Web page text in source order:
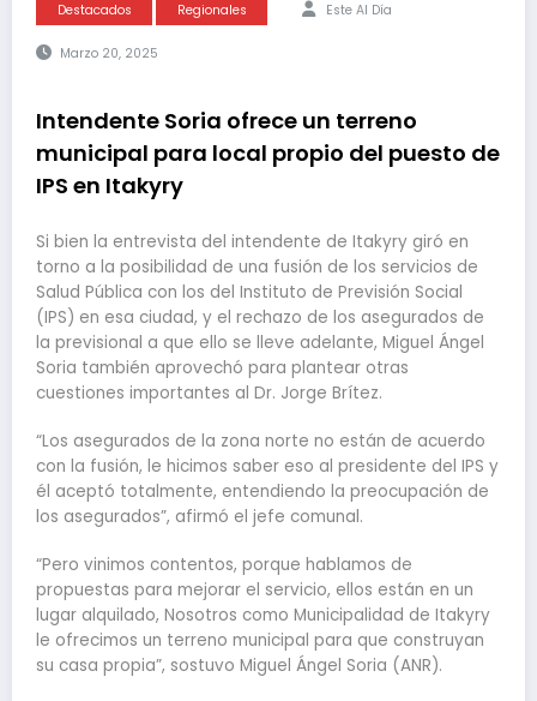
Destacados Regionales Este Al Día
Marzo 20, 2025
Intendente Soria ofrece un terreno
municipal para local propio del puesto de
IPS en Itakyry
Si bien la entrevista del intendente de Itakyry giró en
torno a la posibilidad de una fusión de los servicios de
Salud Pública con los del Instituto de Previsión Social
(IPS) en esa ciudad, y el rechazo de los asegurados de
la previsional a que ello se lleve adelante, Miguel Ángel
Soria también aprovechó para plantear otras
cuestiones importantes al Dr. Jorge Brítez.
“Los asegurados de la zona norte no están de acuerdo
con la fusión, le hicimos saber eso al presidente del IPS y
él aceptó totalmente, entendiendo la preocupación de
los asegurados”, afirmó el jefe comunal.
“Pero vinimos contentos, porque hablamos de
propuestas para mejorar el servicio, ellos están en un
lugar alquilado, Nosotros como Municipalidad de Itakyry
le ofrecimos un terreno municipal para que construyan
su casa propia”, sostuvo Miguel Ángel Soria (ANR).